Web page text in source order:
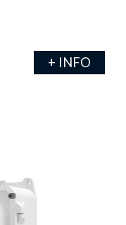
+ INFO